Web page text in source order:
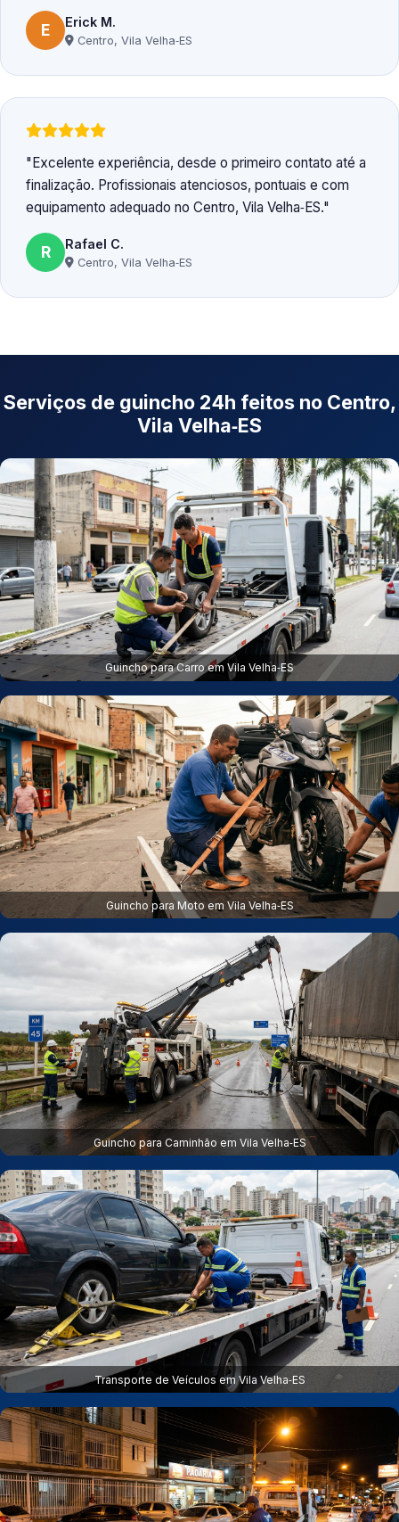
E Erick M.
Centro, Vila Velha‑ES
Excelente experiência, desde o primeiro contato até a
finalização. Profissionais atenciosos, pontuais e com
equipamento adequado no Centro, Vila Velha‑ES.
R Rafael C.
Centro, Vila Velha‑ES
Serviços de guincho 24h feitos no Centro,
Vila Velha‑ES
Guincho para Carro em Vila Velha‑ES
Guincho para Moto em Vila Velha‑ES
Guincho para Caminhão em Vila Velha‑ES
Transporte de Veículos em Vila Velha‑ES